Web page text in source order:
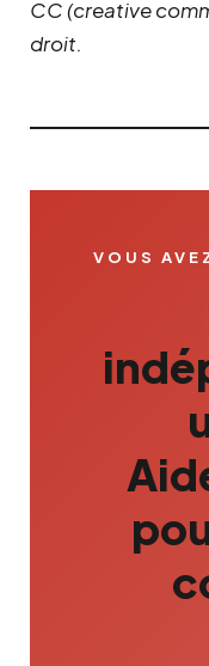
CC (creative
droit.
VOUS